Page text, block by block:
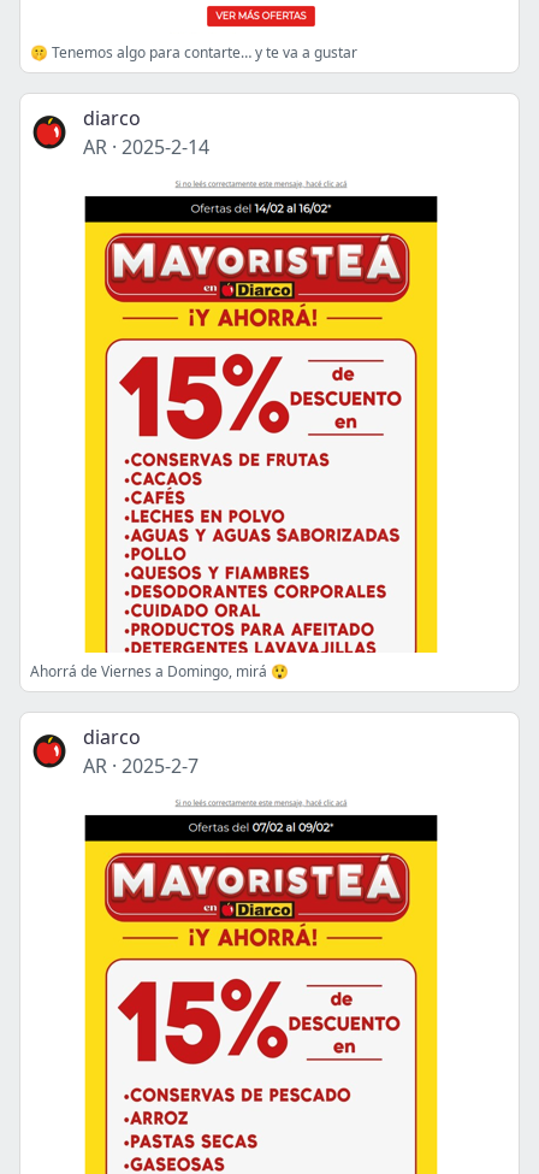
🤫 Tenemos algo para contarte… y te va a gustar
diarco
AR · 2025-2-14
Ahorrá de Viernes a Domingo, mirá 😲
diarco
AR · 2025-2-7